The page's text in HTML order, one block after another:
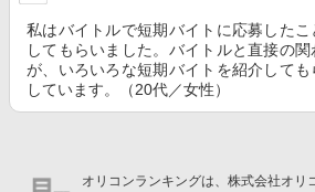
私はバイトルで短期バイトに応募した
してもらいました。バイトルと直接の
が、いろいろな短期バイトを紹介して
しています。（20代／女性）
オリコンランキングは、株式会社オリ